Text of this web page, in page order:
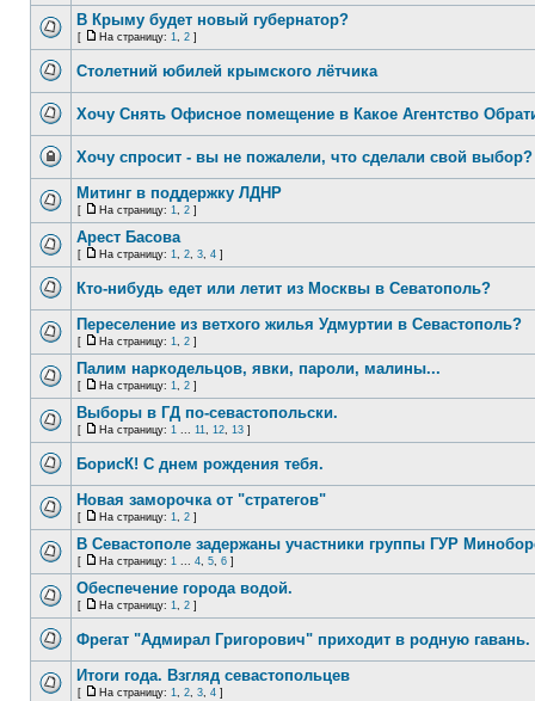
В Крыму будет новый губернатор?
[ На страницу: 1, 2 ]
Столетний юбилей крымского лётчика
Хочу Снять Офисное помещение в Какое Агентство
Хочу спросит - вы не пожалели, что сделали свой выбор?
Митинг в поддержку ЛДНР
[ На страницу: 1, 2 ]
Арест Басова
[ На страницу: 1, 2, 3, 4 ]
Кто-нибудь едет или летит из Москвы в Севатополь?
Переселение из ветхого жилья Удмуртии в Севастополь?
[ На страницу: 1, 2 ]
Палим наркодельцов, явки, пароли, малины...
[ На страницу: 1, 2 ]
Выборы в ГД по-севастопольски.
[ На страницу: 1 ... 11, 12, 13 ]
БорисК! С днем рождения тебя.
Новая заморочка от "стратегов"
[ На страницу: 1, 2 ]
В Севастополе задержаны участники группы ГУР
[ На страницу: 1 ... 4, 5, 6 ]
Обеспечение города водой.
[ На страницу: 1, 2 ]
Фрегат "Адмирал Григорович" приходит в родную гавань.
Итоги года. Взгляд севастопольцев
[ На страницу: 1, 2, 3, 4 ]